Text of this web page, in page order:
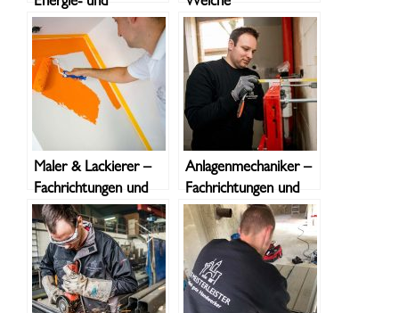
Gebäudetechnik –
Tätigkeitsbereiche
Fachrichtungen gibt
es? Was sind
Unterschiede und
Gemeinsamkeiten?
Maler & Lackierer –
Fachrichtungen und
Tätigkeitsbereiche
Anlagenmechaniker –
Fachrichtungen und
Tätigkeitsbereiche